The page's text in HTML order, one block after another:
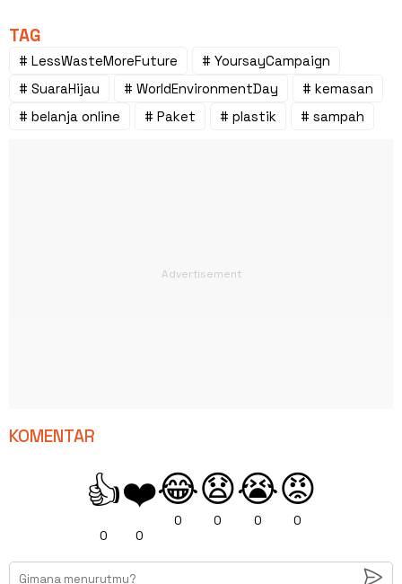
TAG
# LessWasteMoreFuture
# YoursayCampaign
# SuaraHijau
# WorldEnvironmentDay
# kemasan
# belanja online
# Paket # plastik # sampah
KOMENTAR
👍
0
❤️
0
😂
0
😧
0
😭
0
😡
0